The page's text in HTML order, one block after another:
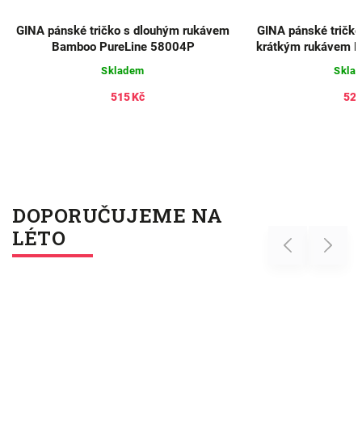
GINA pánské tričko s dlouhým rukávem
Bamboo PureLine 58004P
Skladem
515 Kč
GINA pánské
krátkým rukávem
DOPORUČUJEME NA
LÉTO
Previous Next